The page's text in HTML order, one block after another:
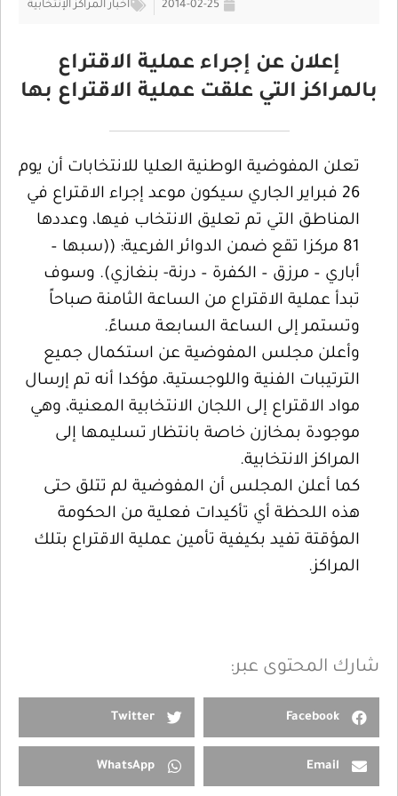
2014-02-25 اخبار المراكز الإنتخابية
إعلان عن إجراء عملية الاقتراع
بالمراكز التي علقت عملية الاقتراع بها
تعلن المفوضية الوطنية العليا للانتخابات أن يوم
26 فبراير الجاري سيكون موعد إجراء الاقتراع في
المناطق التي تم تعليق الانتخاب فيها، وعددها
81 مركزا تقع ضمن الدوائر الفرعية: ((سبها –
أباري – مرزق – الكفرة – درنة- بنغازي). وسوف
تبدأ عملية الاقتراع من الساعة الثامنة صباحاً
وتستمر إلى الساعة السابعة مساءً.
وأعلن مجلس المفوضية عن استكمال جميع
الترتيبات الفنية واللوجستية، مؤكدا أنه تم إرسال
مواد الاقتراع إلى اللجان الانتخابية المعنية، وهي
موجودة بمخازن خاصة بانتظار تسليمها إلى
المراكز الانتخابية.
كما أعلن المجلس أن المفوضية لم تتلق حتى
هذه اللحظة أي تأكيدات فعلية من الحكومة
المؤقتة تفيد بكيفية تأمين عملية الاقتراع بتلك
المراكز.
شارك المحتوى عبر:
Facebook
Twitter
Email
WhatsApp